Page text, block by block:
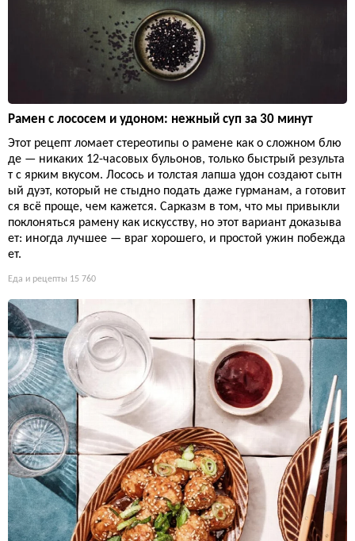
Рамен с лососем и удоном: нежный суп за 30 минут
Этот рецепт ломает стереотипы о рамене как о сложном блю
де — никаких 12-часовых бульонов, только быстрый результа
т с ярким вкусом. Лосось и толстая лапша удон создают сытн
ый дуэт, который не стыдно подать даже гурманам, а готовит
ся всё проще, чем кажется. Сарказм в том, что мы привыкли
поклоняться рамену как искусству, но этот вариант доказыва
ет: иногда лучшее — враг хорошего, и простой ужин побежда
ет.
Еда и рецепты 15 760